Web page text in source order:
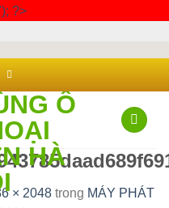
× 2048 trong MÁY PHÁT